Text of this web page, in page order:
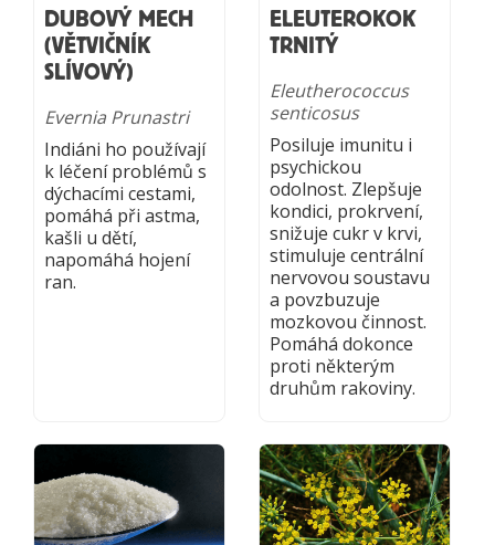
DUBOVÝ MECH
(VĚTVIČNÍK
SLÍVOVÝ)
Evernia Prunastri
Indiáni ho používají
k léčení problémů s
dýchacími cestami,
pomáhá při astma,
kašli u dětí,
napomáhá hojení
ran.
ELEUTEROKOK
TRNITÝ
Eleutherococcus
senticosus
Posiluje imunitu i
psychickou
odolnost. Zlepšuje
kondici, prokrvení,
snižuje cukr v krvi,
stimuluje centrální
nervovou soustavu
a povzbuzuje
mozkovou činnost.
Pomáhá dokonce
proti některým
druhům rakoviny.